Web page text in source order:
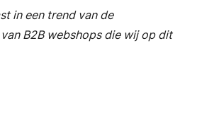
in een trend van de
B2B webshops die wij op dit